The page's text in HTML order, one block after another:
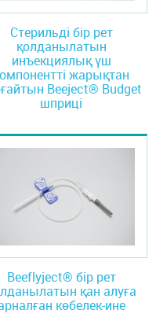
Стерильді бір рет
қолданылатын
инъекциялық үш
жарықтан
Beeject® Budget
шприці
Beeflyject® бір рет
қан алуға
көбелек-ине